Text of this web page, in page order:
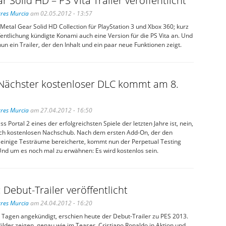
Murciaam 02.05.2012 - 13:57
Gear Solid HD Collection für PlayStation 3 und Xbox 360; kurz
kündigte Konami auch eine Version für die PS Vita an. Und
ein Trailer, der den Inhalt und ein paar neue Funktionen zeigt.
kostenloser DLC kommt am 8.
Murciaam 27.04.2012 - 16:50
Portal 2 eines der erfolgreichsten Spiele der letzten Jahre ist, nein,
kostenlosen Nachschub. Nach dem ersten Add-On, der den
Testräume bereicherte, kommt nun der Perpetual Testing
um es noch mal zu erwähnen: Es wird kostenlos sein.
Debut-Trailer veröffentlicht
Murciaam 24.04.2012 - 16:20
angekündigt, erschien heute der Debut-Trailer zu PES 2013.